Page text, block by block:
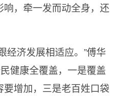
，牵一发而动全身，还
经济发展相适应。”傅华
健康全覆盖，一是覆盖
增加，三是老百姓口袋